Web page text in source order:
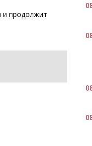
и продолжит